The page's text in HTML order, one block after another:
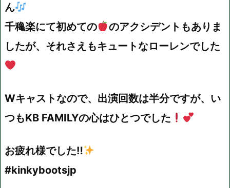
ん
千穐楽にて初めての
のアクシデントもありま
したが、それさえもキュートなローレンでした
Wキャストなので、出演回数は半分ですが、い
つもKB FAMILYの心はひとつでした
お疲れ様でした‼
#kinkybootsjp